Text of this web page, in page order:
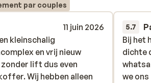
par couples
11 juin 2026
kleinschalig
en vrij nieuw
zonder lift dus even
Wij hebben alleen
kleinschalig
en vrij nieuw
zonder lift dus even
Wij hebben alleen
5.7
Bij het
dichte
we
Bij het
dichte
we